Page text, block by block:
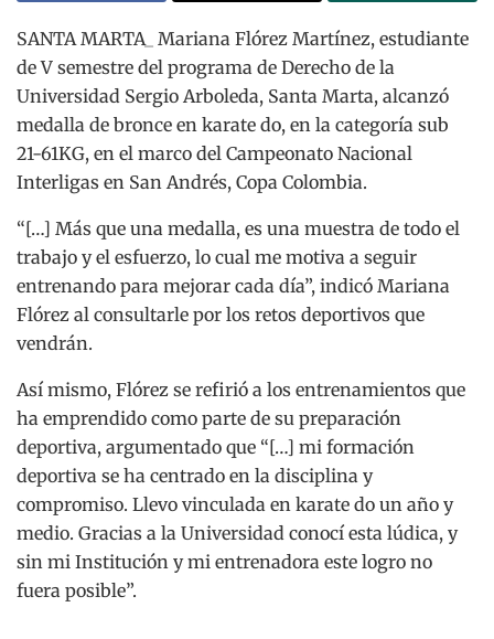
SANTA MARTA_ Mariana Flórez Martínez, estudiante
de V semestre del programa de Derecho de la
Universidad Sergio Arboleda, Santa Marta, alcanzó
medalla de bronce en karate do, en la categoría sub
21-61KG, en el marco del Campeonato Nacional
Interligas en San Andrés, Copa Colombia.
“[…] Más que una medalla, es una muestra de todo el
trabajo y el esfuerzo, lo cual me motiva a seguir
entrenando para mejorar cada día”, indicó Mariana
Flórez al consultarle por los retos deportivos que
vendrán.
Así mismo, Flórez se refirió a los entrenamientos que
ha emprendido como parte de su preparación
deportiva, argumentado que “[…] mi formación
deportiva se ha centrado en la disciplina y
compromiso. Llevo vinculada en karate do un año y
medio. Gracias a la Universidad conocí esta lúdica, y
sin mi Institución y mi entrenadora este logro no
fuera posible”.